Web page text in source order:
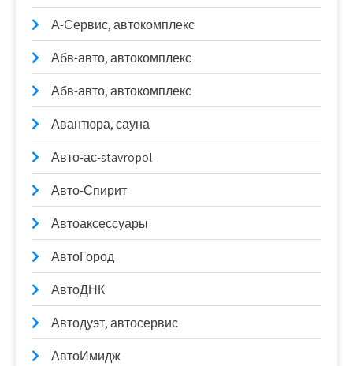
А-Сервис, автокомплекс
Абв-авто, автокомплекс
Абв-авто, автокомплекс
Авантюра, сауна
Авто-ас-stavropol
Авто-Спирит
Автоаксессуары
АвтоГород
АвтоДНК
Автодуэт, автосервис
АвтоИмидж